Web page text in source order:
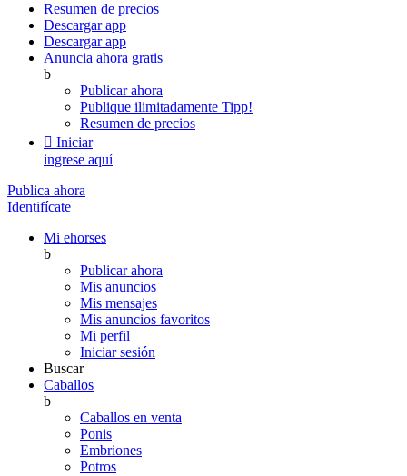
Resumen de precios
Descargar app
Descargar app
Anuncia ahora gratis
b
Publicar ahora
Publique ilimitadamente Tipp!
Resumen de precios
 Iniciar
ingrese aquí
Publica ahora
Identifícate
Mi ehorses
b
Publicar ahora
Mis anuncios
Mis mensajes
Mis anuncios favoritos
Mi perfil
Iniciar sesión
Buscar
Caballos
b
Caballos en venta
Ponis
Embriones
Potros